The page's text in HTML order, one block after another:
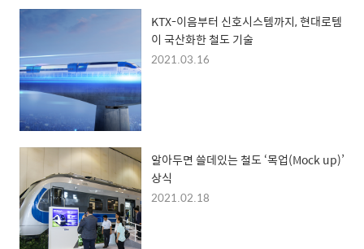
KTX-이음부터 신호시스템까지, 현대로템
이 국산화한 철도 기술
2021.03.16
알아두면 쓸데있는 철도 ‘목업(Mock up)’
상식
2021.02.18